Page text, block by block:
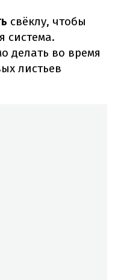
свёклу, чтобы
система.
делать во время
листьев